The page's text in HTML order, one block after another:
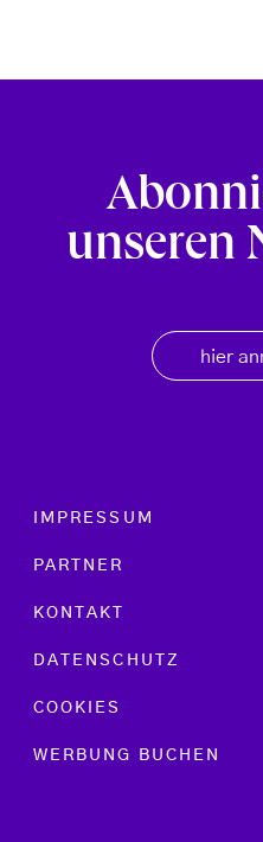
unseren
hier
Footer menu
IMPRESSUM
PARTNER
KONTAKT
DATENSCHUTZ
COOKIES
WERBUNG BUCHEN